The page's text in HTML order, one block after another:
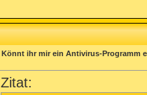
Könnt ihr mir ein Antivirus-Programm
Zitat: